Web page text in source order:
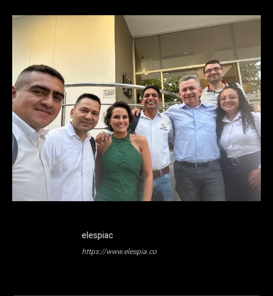
elespiac
https://www.elespia.co